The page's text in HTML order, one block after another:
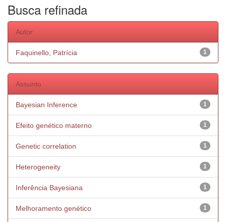
Busca refinada
Autor
1
Faquinello, Patrícia
Assunto
1
Bayesian Inference
1
Efeito genético materno
1
Genetic correlation
1
Heterogeneity
1
Inferência Bayesiana
1
Melhoramento genético